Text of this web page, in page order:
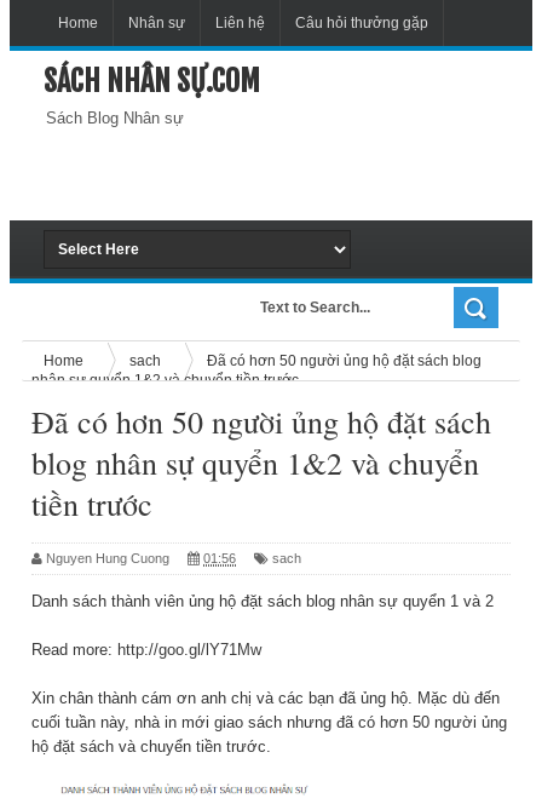
Home Nhân sự Liên hệ Câu hỏi thưởng gặp
SÁCH NHÂN SỰ.COM
Sách Blog Nhân sự
Home sach
Đã có hơn 50 người ủng hộ đặt sách blog
nhân sự quyển 1&2 và chuyển tiền trước
Đã có hơn 50 người ủng hộ đặt sách
blog nhân sự quyển 1&2 và chuyển
tiền trước
Nguyen Hung Cuong 01:56 sach
Danh sách thành viên ủng hộ đặt sách blog nhân sự quyển 1 và 2
Read more: http://goo.gl/lY71Mw
Xin chân thành cám ơn anh chị và các bạn đã ủng hộ. Mặc dù đến
cuối tuần này, nhà in mới giao sách nhưng đã có hơn 50 người ủng
hộ đặt sách và chuyển tiền trước.